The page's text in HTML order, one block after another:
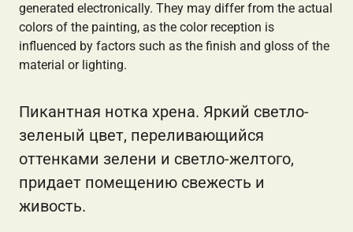
generated electronically. They may differ from the actual
colors of the painting, as the color reception is
influenced by factors such as the finish and gloss of the
material or lighting.
Пикантная нотка хрена. Яркий светло-
зеленый цвет, переливающийся
оттенками зелени и светло-желтого,
придает помещению свежесть и
живость.